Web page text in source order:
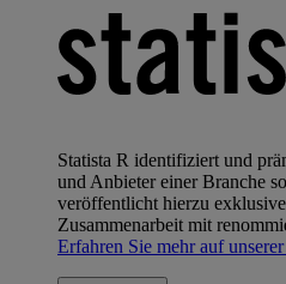
Statista R identifiziert und
und Anbieter einer Branche
veröffentlicht hierzu
Zusammenarbeit mit
Erfahren Sie mehr auf